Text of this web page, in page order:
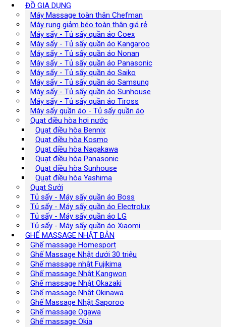
ĐỒ GIA DỤNG
Máy Massage toàn thân Chefman
Máy rung giảm béo toàn thân giá rẻ
Máy sấy - Tủ sấy quần áo Coex
Máy sấy - Tủ sấy quần áo Kangaroo
Máy sấy - Tủ sấy quần áo Nonan
Máy sấy - Tủ sấy quần áo Panasonic
Máy sấy - Tủ sấy quần áo Saiko
Máy sấy - Tủ sấy quần áo Samsung
Máy sấy - Tủ sấy quần áo Sunhouse
Máy sấy - Tủ sấy quần áo Tiross
Máy sấy quần áo - Tủ sấy quần áo
Quạt điều hòa hơi nước
Quạt điều hòa Bennix
Quạt điều hòa Kosmo
Quạt điều hòa Nagakawa
Quạt điều hòa Panasonic
Quạt điều hòa Sunhouse
Quạt điều hòa Yashima
Quạt Sưởi
Tủ sấy - Máy sấy quần áo Boss
Tủ sấy - Máy sấy quần áo Electrolux
Tủ sấy - Máy sấy quần áo LG
Tủ sấy - Máy sấy quần áo Xiaomi
GHẾ MASSAGE NHẬT BẢN
Ghế massage Homesport
Ghế Massage Nhật dưới 30 triệu
Ghế massage nhật Fujikima
Ghế massage Nhật Kangwon
Ghế massage Nhật Okazaki
Ghế massage Nhật Okinawa
Ghế Massage Nhật Saporoo
Ghế massage Ogawa
Ghế massage Okia